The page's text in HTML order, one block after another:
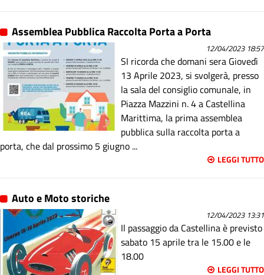
Assemblea Pubblica Raccolta Porta a Porta
12/04/2023 18:57
SI ricorda che domani sera Giovedì
13 Aprile 2023, si svolgerà, presso
la sala del consiglio comunale, in
Piazza Mazzini n. 4 a Castellina
Marittima, la prima assemblea
pubblica sulla raccolta porta a
porta, che dal prossimo 5 giugno ...
LEGGI TUTTO
Auto e Moto storiche
12/04/2023 13:31
Il passaggio da Castellina è previsto
sabato 15 aprile tra le 15.00 e le
18.00
LEGGI TUTTO